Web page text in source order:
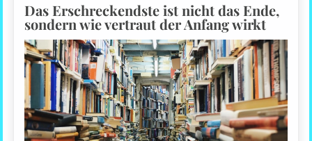
Das Erschreckendste ist nicht das Ende,
sondern wie vertraut der Anfang wirkt